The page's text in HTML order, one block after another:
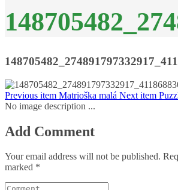
Previous item Matrioška malá Next item
No image description ...
Add Comment
Your email address will not be published.
marked *